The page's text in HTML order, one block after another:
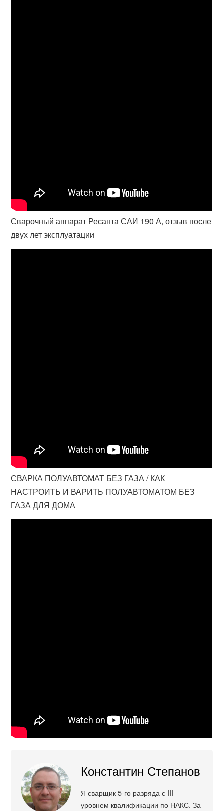
Сварочный аппарат Ресанта САИ 190 А, отзыв после
двух лет эксплуатации
СВАРКА ПОЛУАВТОМАТ БЕЗ ГАЗА / КАК
НАСТРОИТЬ И ВАРИТЬ ПОЛУАВТОМАТОМ БЕЗ
ГАЗА ДЛЯ ДОМА
Константин Степанов
Я сварщик 5-го разряда с III
уровнем квалификации по НАКС. За